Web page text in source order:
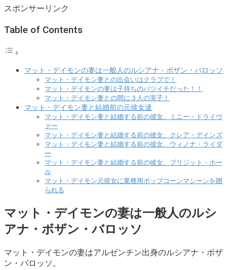
スポンサーリンク
Table of Contents
マット・デイモンの妻は一般人のルシアナ・ボザン・バロッソ
マット・デイモン妻との出会いはクラブで！
マット・デイモンの妻は子持ちのバツイチだった！！
マット・デイモン妻との間に３人の実子！
マット・デイモン妻と結婚前の元彼女達
マット・デイモン妻と結婚する前の彼女、ミニー・ドライヴ
ァー
マット・デイモン妻と結婚する前の彼女、クレア・デインズ
マット・デイモン妻と結婚する前の彼女、ウィノナ・ライダ
ー
マット・デイモン妻と結婚する前の彼女、ブリジット・ホー
ル
マット・デイモン元彼女に業務用ポップコーンマシーンを贈
られる
マット・デイモンの妻は一般人のルシ
アナ・ボザン・バロッソ
マット・デイモンの妻はアルゼンチン出身のルシアナ・ボザ
ン・バロッソ。